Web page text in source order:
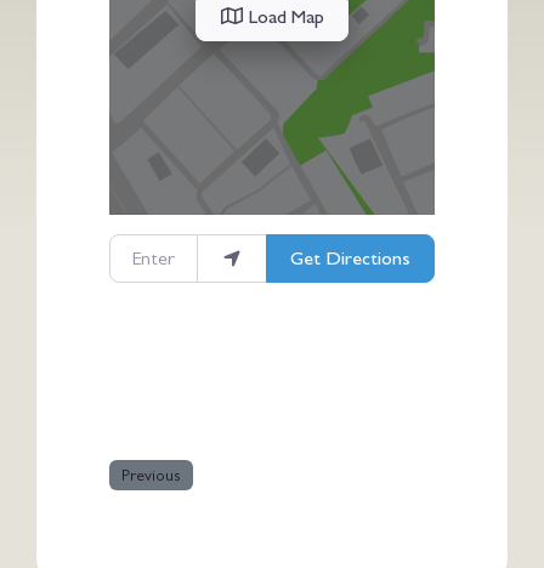
Load Map
Enter your location
Get Directions
Previous